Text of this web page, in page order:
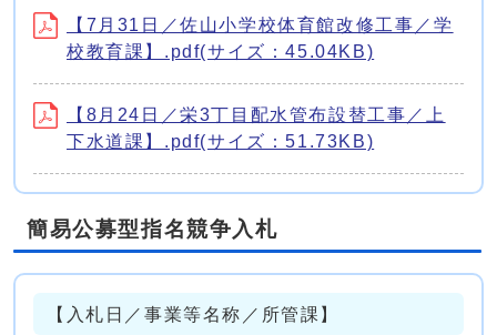
【7月31日／佐山小学校体育館改修工事／学
校教育課】.pdf(サイズ：45.04KB)
【8月24日／栄3丁目配水管布設替工事／上
下水道課】.pdf(サイズ：51.73KB)
簡易公募型指名競争入札
【入札日／事業等名称／所管課】